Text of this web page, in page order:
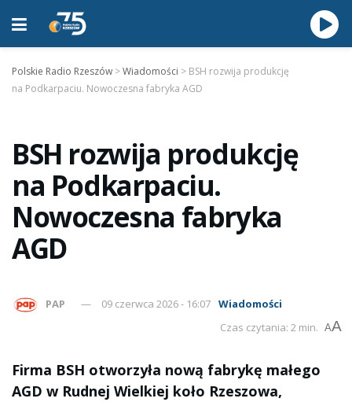
Polskie Radio Rzeszów >Wiadomości > BSH rozwija produkcję
na Podkarpaciu. Nowoczesna fabryka AGD
BSH rozwija produkcję
na Podkarpaciu.
Nowoczesna fabryka
AGD
PAP 09 czerwca 2026 - 16:07 Wiadomości
Czas czytania: 2 min. AA
Firma BSH otworzyła nową fabrykę małego
AGD w Rudnej Wielkiej koło Rzeszowa,